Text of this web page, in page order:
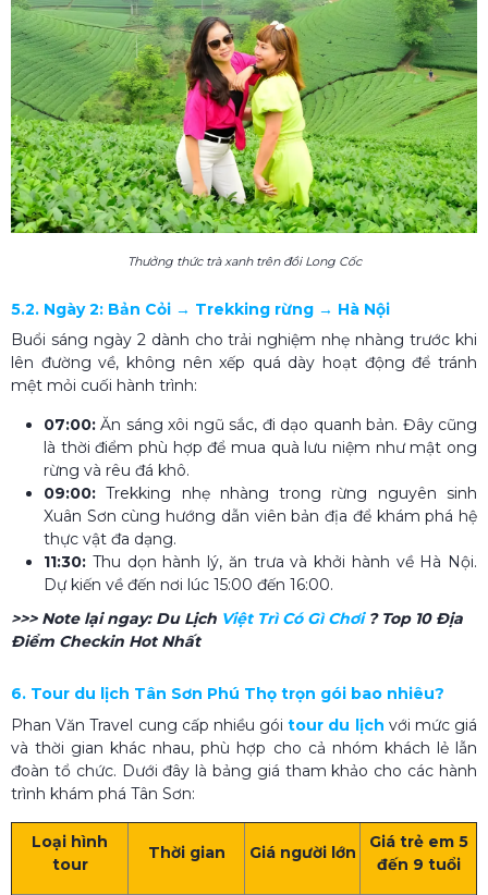
Thưởng thức trà xanh trên đồi Long Cốc
5.2. Ngày 2: Bản Cỏi → Trekking rừng → Hà Nội
Buổi sáng ngày 2 dành cho trải nghiệm nhẹ nhàng trước khi
lên đường về, không nên xếp quá dày hoạt động để tránh
mệt mỏi cuối hành trình:
07:00:Ăn sáng xôi ngũ sắc, đi dạo quanh bản. Đây cũng
là thời điểm phù hợp để mua quà lưu niệm như mật ong
rừng và rêu đá khô.
09:00: Trekking nhẹ nhàng trong rừng nguyên sinh
Xuân Sơn cùng hướng dẫn viên bản địa để khám phá hệ
thực vật đa dạng.
11:30: Thu dọn hành lý, ăn trưa và khởi hành về Hà Nội.
Dự kiến về đến nơi lúc 15:00 đến 16:00.
>>> Note lại ngay: Du Lịch Việt Trì Có Gì Chơi​ ? Top 10 Địa
Điểm Checkin Hot Nhất
6. Tour du lịch Tân Sơn Phú Thọ​ trọn gói bao nhiêu?
Phan Văn Travel cung cấp nhiều góitour du lịch với mức giá
và thời gian khác nhau, phù hợp cho cả nhóm khách lẻ lẫn
đoàn tổ chức. Dưới đây là bảng giá tham khảo cho các hành
trình khám phá Tân Sơn:
Loại hình
tour
Thời gian Giá người lớn
Giá trẻ em 5
đến 9 tuổi